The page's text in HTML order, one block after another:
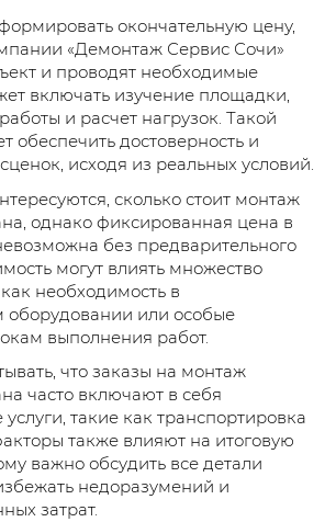
окончательную цену,
«Демонтаж Сервис Сочи»
и проводят необходимые
включать изучение площадки,
и расчет нагрузок. Такой
обеспечить достоверность и
исходя из реальных условий.
сколько стоит монтаж
однако фиксированная цена в
без предварительного
могут влиять множество
необходимость в
оборудовании или особые
выполнения работ.
что заказы на монтаж
часто включают в себя
такие как транспортировка
также влияют на итоговую
важно обсудить все детали
недоразумений и
затрат.